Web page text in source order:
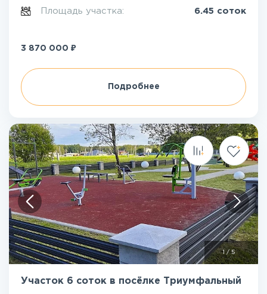
Площадь участка: 6.45 соток
3 870 000 ₽
Подробнее
1 /5
Участок 6 соток в посёлке Триумфальный